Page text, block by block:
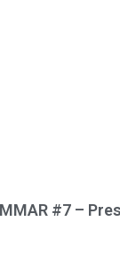
#7 –